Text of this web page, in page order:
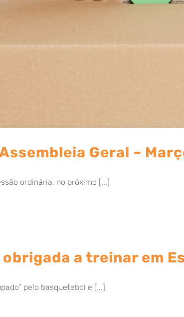
Geral –
ordinária, no próximo [...]
obrigada a treinar em
pelo basquetebol e [...]